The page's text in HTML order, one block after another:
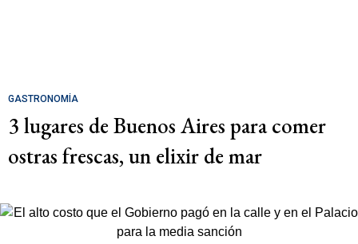
GASTRONOMÍA
3 lugares de Buenos Aires para comer
ostras frescas, un elixir de mar